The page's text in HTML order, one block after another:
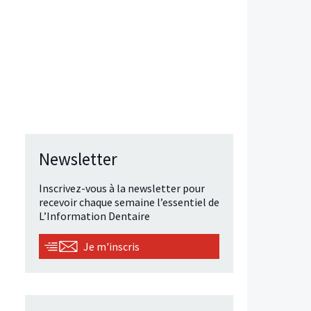
Newsletter
Inscrivez-vous à la newsletter pour
recevoir chaque semaine l’essentiel de
L’Information Dentaire
Je m'inscris